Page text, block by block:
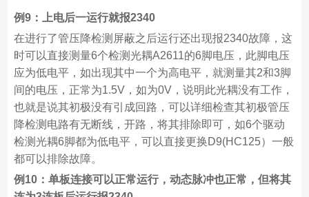
例9：上电后一运行就报2340
在进行了管压降检测屏蔽之后运行还出现报2340故障，这
时可以直接测量6个检测光耦A2611的6脚电压，此脚电压
应为低电平，如出现其中一个为高电平，就测量其2和3脚
间的电压，正常为1.5V，如为0V，说明此光耦没有工作，
也就是说其初极没有引成回路，可以详细检查其初极管压
降检测电路有无断线，开路，将其排除即可，如6个驱动
检测光耦6脚都为低电平，可以直接更换D9(HC125）一般
都可以排除故障。
例10：单板连接可以正常运行，动态脉冲也正常，但将其